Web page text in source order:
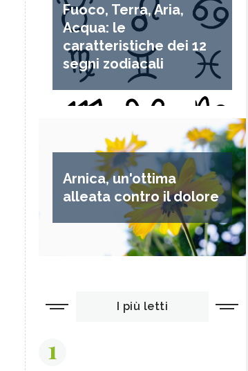
Fuoco, Terra, Aria,
Acqua: le
caratteristiche dei 12
segni zodiacali
Arnica, un'ottima
alleata contro il dolore
I più letti
1